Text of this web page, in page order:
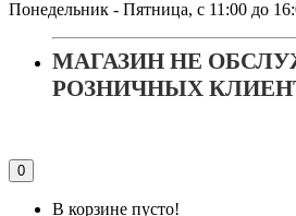
Понедельник - Пятница, с 11:00 до
МАГАЗИН НЕ
РОЗНИЧНЫХ
0
В корзине пусто!